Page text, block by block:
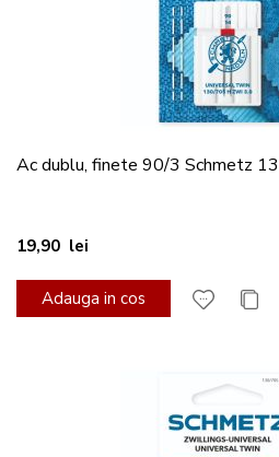
Ac dublu, finete 90/3 Schmetz
19,90 lei
Adauga in cos